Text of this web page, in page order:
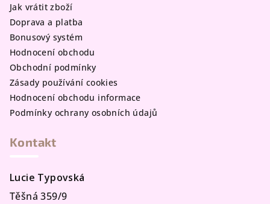
Jak vrátit zboží
Doprava a platba
Bonusový systém
Hodnocení obchodu
Obchodní podmínky
Zásady používání cookies
Hodnocení obchodu informace
Podmínky ochrany osobních údajů
Kontakt
Lucie Typovská
Těšná 359/9